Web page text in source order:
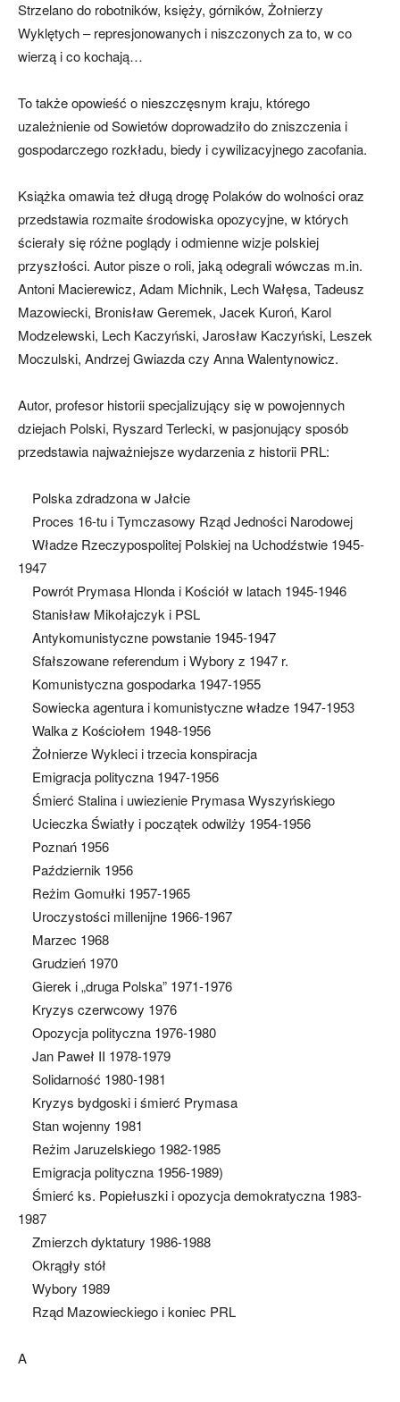
Strzelano do robotników, księży, górników, Żołnierzy
Wyklętych – represjonowanych i niszczonych za to, w co
wierzą i co kochają…
To także opowieść o nieszczęsnym kraju, którego
uzależnienie od Sowietów doprowadziło do zniszczenia i
gospodarczego rozkładu, biedy i cywilizacyjnego zacofania.
Książka omawia też długą drogę Polaków do wolności oraz
przedstawia rozmaite środowiska opozycyjne, w których
ścierały się różne poglądy i odmienne wizje polskiej
przyszłości. Autor pisze o roli, jaką odegrali wówczas m.in.
Antoni Macierewicz, Adam Michnik, Lech Wałęsa, Tadeusz
Mazowiecki, Bronisław Geremek, Jacek Kuroń, Karol
Modzelewski, Lech Kaczyński, Jarosław Kaczyński, Leszek
Moczulski, Andrzej Gwiazda czy Anna Walentynowicz.
Autor, profesor historii specjalizujący się w powojennych
dziejach Polski, Ryszard Terlecki, w pasjonujący sposób
przedstawia najważniejsze wydarzenia z historii PRL:
Polska zdradzona w Jałcie
Proces 16-tu i Tymczasowy Rząd Jedności Narodowej
Władze Rzeczypospolitej Polskiej na Uchodźstwie 1945-
1947
Powrót Prymasa Hlonda i Kościół w latach 1945-1946
Stanisław Mikołajczyk i PSL
Antykomunistyczne powstanie 1945-1947
Sfałszowane referendum i Wybory z 1947 r.
Komunistyczna gospodarka 1947-1955
Sowiecka agentura i komunistyczne władze 1947-1953
Walka z Kościołem 1948-1956
Żołnierze Wykleci i trzecia konspiracja
Emigracja polityczna 1947-1956
Śmierć Stalina i uwiezienie Prymasa Wyszyńskiego
Ucieczka Światły i początek odwilży 1954-1956
Poznań 1956
Październik 1956
Reżim Gomułki 1957-1965
Uroczystości millenijne 1966-1967
Marzec 1968
Grudzień 1970
Gierek i „druga Polska” 1971-1976
Kryzys czerwcowy 1976
Opozycja polityczna 1976-1980
Jan Paweł II 1978-1979
Solidarność 1980-1981
Kryzys bydgoski i śmierć Prymasa
Stan wojenny 1981
Reżim Jaruzelskiego 1982-1985
Emigracja polityczna 1956-1989)
Śmierć ks. Popiełuszki i opozycja demokratyczna 1983-
1987
Zmierzch dyktatury 1986-1988
Okrągły stół
Wybory 1989
Rząd Mazowieckiego i koniec PRL
A